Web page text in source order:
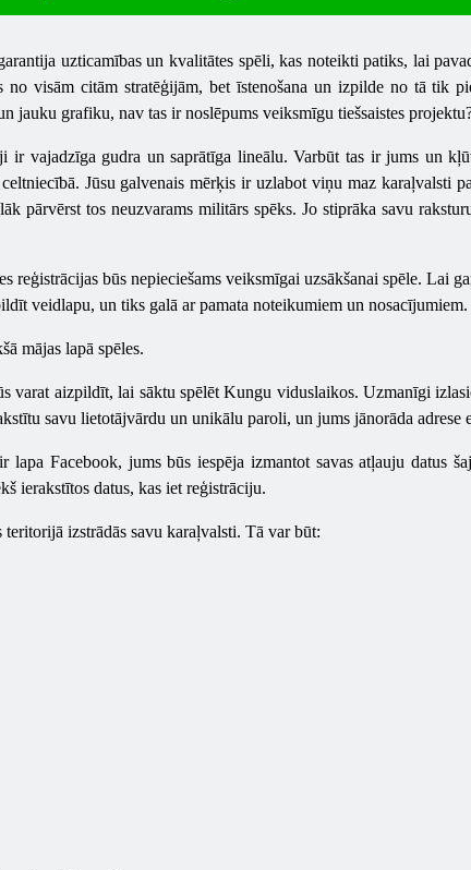
uzticamības un kvalitātes spēli, kas noteikti patiks, lai
visām citām stratēģijām, bet īstenošana un izpilde no tā tik
jauku grafiku, nav tas ir noslēpums veiksmīgu tiešsaistes
vajadzīga gudra un saprātīga lineālu. Varbūt tas ir jums un
Jūsu galvenais mērķis ir uzlabot viņu maz karaļvalsti
pārvērst tos neuzvarams militārs spēks. Jo stiprāka savu
reģistrācijas būs nepieciešams veiksmīgai uzsākšanai spēle. Lai
veidlapu, un tiks galā ar pamata noteikumiem un nosacījumiem.
mājas lapā spēles.
varat aizpildīt, lai sāktu spēlēt Kungu viduslaikos. Uzmanīgi
savu lietotājvārdu un unikālu paroli, un jums jānorāda adrese
Facebook, jums būs iespēja izmantot savas atļauju datus
ierakstītos datus, kas iet reģistrāciju.
izstrādās savu karaļvalsti. Tā var būt: